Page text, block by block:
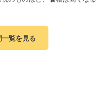
一覧を見る